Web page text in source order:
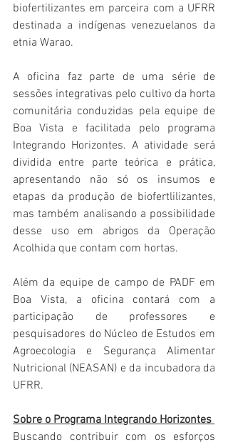
biofertilizantes em parceira com a UFRR
destinada a indígenas venezuelanos da
etnia Warao.
A oficina faz parte de uma série de
sessões integrativas pelo cultivo da horta
comunitária conduzidas pela equipe de
Boa Vista e facilitada pelo programa
Integrando Horizontes. A atividade será
dividida entre parte teórica e prática,
apresentando não só os insumos e
etapas da produção de biofertlilizantes,
mas também analisando a possibilidade
desse uso em abrigos da Operação
Acolhida que contam com hortas.
Além da equipe de campo de PADF em
Boa Vista, a oficina contará com a
participação de professores e
pesquisadores do Núcleo de Estudos em
Agroecologia e Segurança Alimentar
Nutricional (NEASAN) e da incubadora da
UFRR.
Sobre o Programa Integrando Horizontes
Buscando contribuir com os esforços